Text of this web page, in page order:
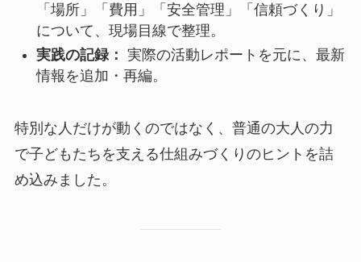
「場所」「費用」「安全管理」「信頼づくり」
について、現場目線で整理。
実践の記録： 実際の活動レポートを元に、最新
情報を追加・再編。
特別な人だけが動くのではなく、普通の大人の力
で子どもたちを支える仕組みづくりのヒントを詰
め込みました。